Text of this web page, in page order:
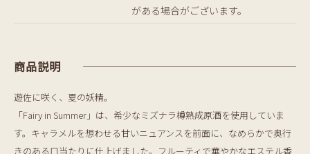
がある場合がございます。
商品説明
遊佐に咲く、夏の妖精。
「Fairy in Summer」は、希少なミズナラ樽熟成原酒を使用していま
す。キャラメルを想わせる甘いニュアンスを前面に、なめらかで奥行
きのある口当たりに仕上げました。フルーティで華やかなエステル香